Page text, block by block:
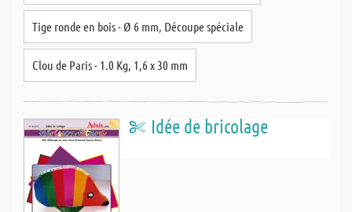
Tige ronde en bois - Ø 6 mm, Découpe spéciale
Clou de Paris - 1.0 Kg, 1,6 x 30 mm
Idée de bricolage